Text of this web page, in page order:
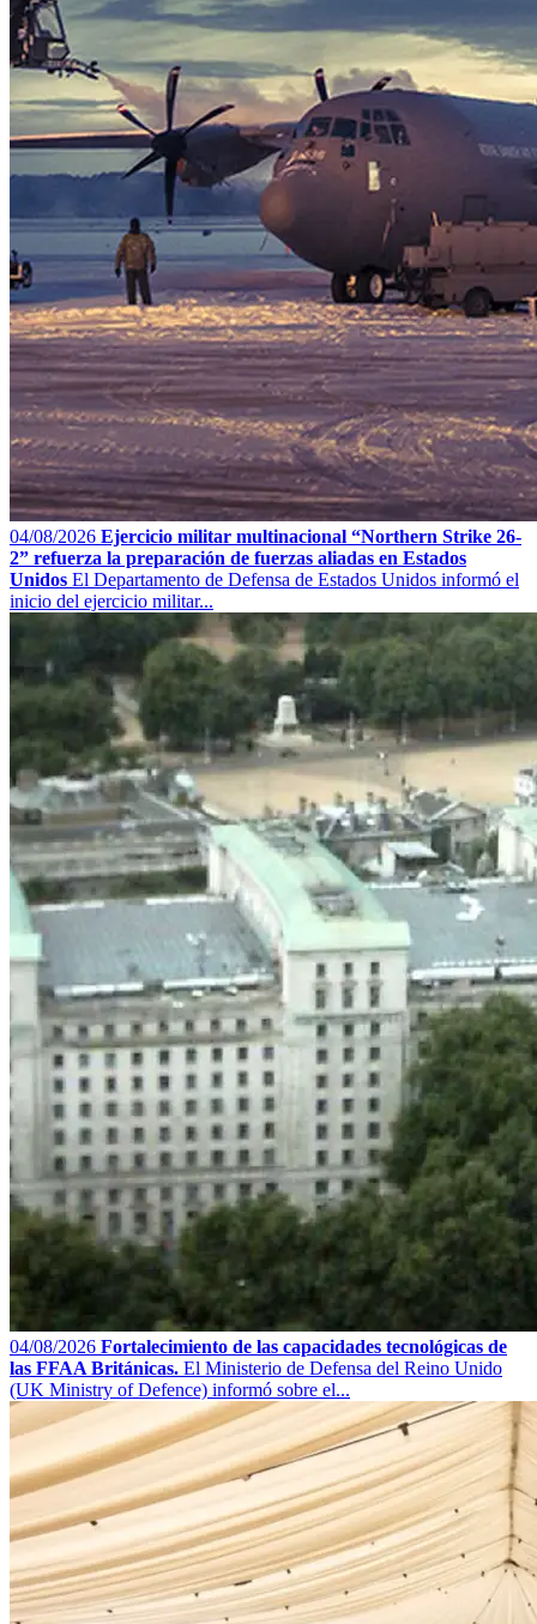
04/08/2026 Ejercicio militar multinacional “Northern Strike 26-
2” refuerza la preparación de fuerzas aliadas en Estados
Unidos El Departamento de Defensa de Estados Unidos informó el
inicio del ejercicio militar...
04/08/2026 Fortalecimiento de las capacidades tecnológicas de
las FFAA Británicas. El Ministerio de Defensa del Reino Unido
(UK Ministry of Defence) informó sobre el...